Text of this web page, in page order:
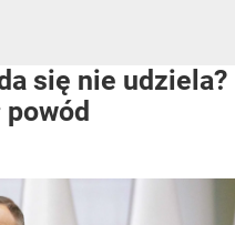
się nie udziela?